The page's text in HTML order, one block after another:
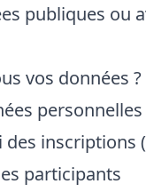
publiques ou
vos données ?
des
participants